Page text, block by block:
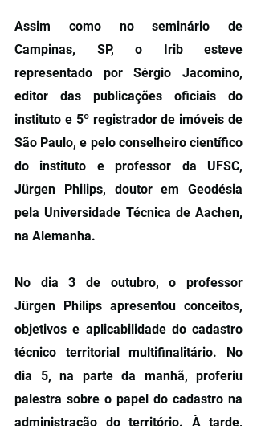
Assim como no seminário de
Campinas, SP, o Irib esteve
representado por Sérgio Jacomino,
editor das publicações oficiais do
instituto e 5º registrador de imóveis de
São Paulo, e pelo conselheiro científico
do instituto e professor da UFSC,
Jürgen Philips, doutor em Geodésia
pela Universidade Técnica de Aachen,
na Alemanha.
No dia 3 de outubro, o professor
Jürgen Philips apresentou conceitos,
objetivos e aplicabilidade do cadastro
técnico territorial multifinalitário. No
dia 5, na parte da manhã, proferiu
palestra sobre o papel do cadastro na
administração do território. À tarde,